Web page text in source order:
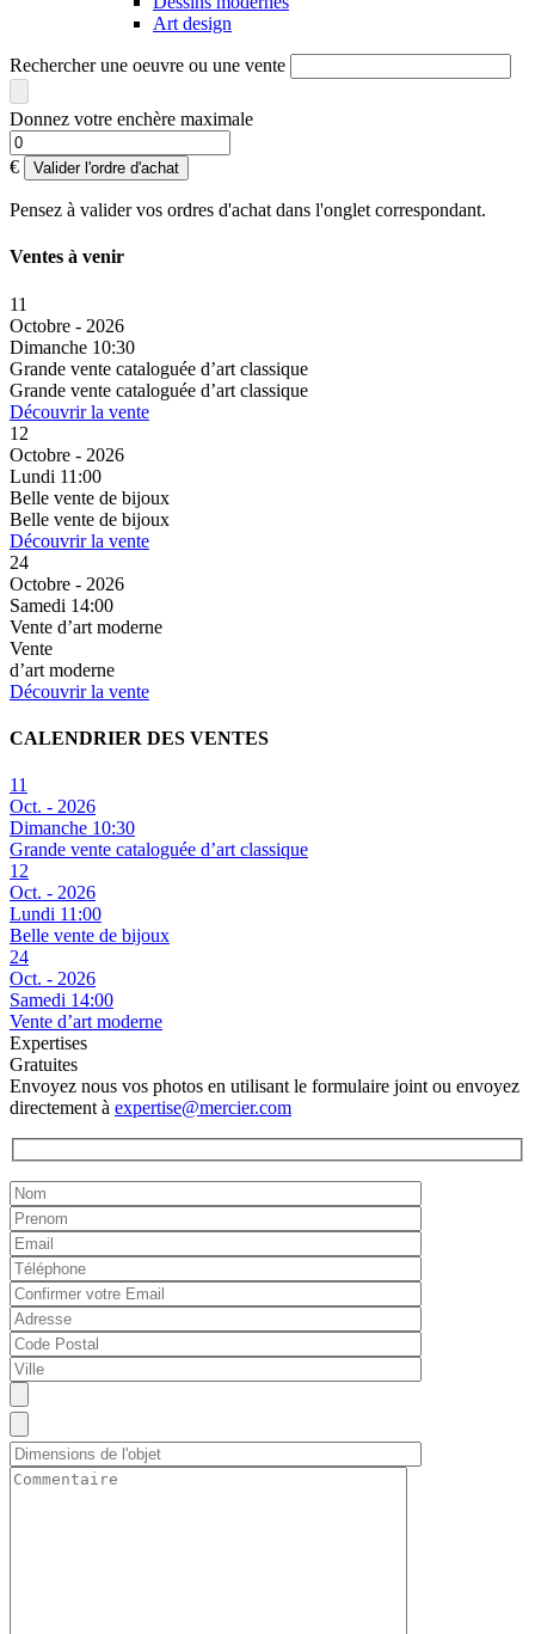
Art design
Rechercher une oeuvre ou une vente
Donnez votre enchère maximale
€ Valider l'ordre d'achat
Pensez à valider vos ordres d'achat dans l'onglet correspondant.
Ventes à venir
11
Octobre - 2026
Dimanche 10:30
Grande vente cataloguée d’art classique
Grande vente cataloguée d’art classique
Découvrir la vente
12
Octobre - 2026
Lundi 11:00
Belle vente de bijoux
Belle vente de bijoux
Découvrir la vente
24
Octobre - 2026
Samedi 14:00
Vente d’art moderne
Vente
d’art moderne
Découvrir la vente
CALENDRIER DES VENTES
11
Oct. - 2026
Dimanche 10:30
Grande vente cataloguée d’art classique
12
Oct. - 2026
Lundi 11:00
Belle vente de bijoux
24
Oct. - 2026
Samedi 14:00
Vente d’art moderne
Expertises
Gratuites
Envoyez nous vos photos en utilisant le formulaire joint ou envoyez
directement à expertise@mercier.com